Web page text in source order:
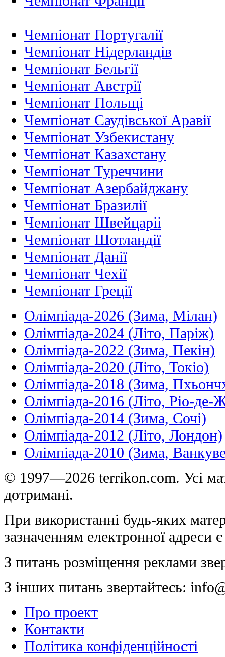
Чемпіонат Португалії
Чемпіонат Нідерландiв
Чемпіонат Бельгії
Чемпіонат Австрії
Чемпіонат Польщі
Чемпіонат Саудівської Аравії
Чемпіонат Узбекистану
Чемпіонат Казахстану
Чемпіонат Туреччини
Чемпіонат Азербайджану
Чемпіонат Бразилії
Чемпіонат Швейцаріі
Чемпіонат Шотландії
Чемпіонат Данії
Чемпіонат Чехії
Чемпіонат Греції
Олімпіада-2026 (Зима, Мілан)
Олімпіада-2024 (Літо, Паріж)
Олімпіада-2022 (Зима, Пекін)
Олімпіада-2020 (Літо, Токіо)
Олімпіада-2018 (Зима,
Олімпіада-2016 (Літо, Ріо-де-
Олімпіада-2014 (Зима, Сочі)
Олімпіада-2012 (Літо, Лондон)
Олімпіада-2010 (Зима,
© 1997—2026 terrikon.com. Усі
дотримані.
При використанні будь-яких
зазначенням електронної адреси
З питань розміщення реклами
З інших питань звертайтесь:
Про проект
Контакти
Політика конфіденційності